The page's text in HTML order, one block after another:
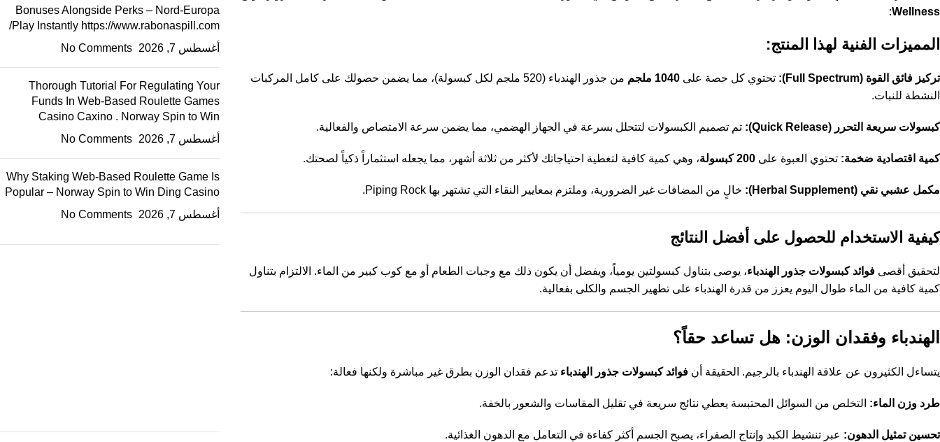
Wellness
:
المميزات الفنية لهذا المنتج:
تركيز فائق القوة (Full Spectrum): تحتوي كل حصة على 1040 ملجم
من جذور الهندباء (520 ملجم لكل كبسولة)، مما يضمن حصولك على كامل المركبات
النشطة للنبات.
كبسولات سريعة التحرر (Quick Release): تم تصميم الكبسولات لتتحلل بسرعة في الجهاز الهضمي، مما يضمن سرعة الامتصاص والفعالية.
كمية اقتصادية ضخمة: تحتوي العبوة على 200 كبسولة ، وهي كمية كافية لتغطية احتياجاتك لأكثر من ثلاثة أشهر، مما يجعله استثماراً ذكياً لصحتك.
مكمل عشبي نقي (Herbal Supplement): خالٍ من المضافات غير الضرورية، وملتزم بمعايير النقاء التي تشتهر بها Piping Rock.
كيفية الاستخدام للحصول على أفضل النتائج
لتحقيق أقصى فوائد كبسولات جذور الهندباء، يوصى بتناول كبسولتين يومياً، ويفضل أن يكون ذلك مع وجبات الطعام أو مع كوب كبير من الماء. الالتزام بتناول
كمية كافية من الماء طوال اليوم يعزز من قدرة الهندباء على تطهير الجسم والكلى بفعالية.
الهندباء وفقدان الوزن: هل تساعد حقاً؟
يتساءل الكثيرون عن علاقة الهندباء بالرجيم. الحقيقة أن فوائد كبسولات جذور الهندباء تدعم فقدان الوزن بطرق غير مباشرة ولكنها فعالة:
طرد وزن الماء: التخلص من السوائل المحتبسة يعطي نتائج سريعة في تقليل المقاسات والشعور بالخفة.
تحسين تمثيل الدهون: عبر تنشيط الكبد وإنتاج الصفراء، يصبح الجسم أكثر كفاءة في التعامل مع الدهون الغذائية.
Bonuses Alongside Perks – Nord-Europa
Play Instantly https://www.rabonaspill.com/
أغسطس 7, 2026
No Comments
Thorough Tutorial For Regulating Your
Funds In Web-Based Roulette Games
Casino Caxino . Norway Spin to Win
أغسطس 7, 2026
No Comments
Why Staking Web-Based Roulette Game Is
Popular – Norway Spin to Win Ding Casino
أغسطس 7, 2026
No Comments